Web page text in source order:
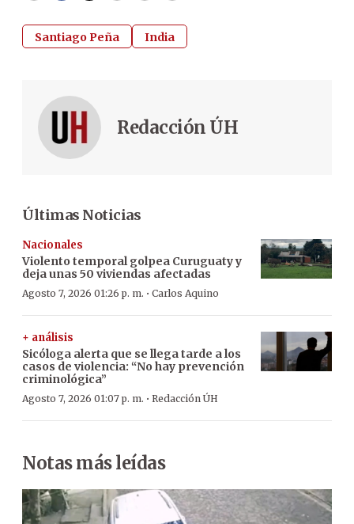
Santiago Peña India
Redacción ÚH
Últimas Noticias
Nacionales
Violento temporal golpea Curuguaty y
deja unas 50 viviendas afectadas
Agosto 7, 2026 01:26 p. m. · Carlos Aquino
+ análisis
Sicóloga alerta que se llega tarde a los
casos de violencia: “No hay prevención
criminológica”
Agosto 7, 2026 01:07 p. m. · Redacción ÚH
Notas más leídas